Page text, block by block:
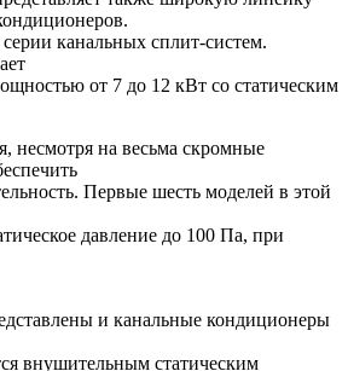
канальных сплит-систем.
от 7 до 12 кВт со статическим
несмотря на весьма скромные
Первые шесть моделей в этой
давление до 100 Па, при
и канальные кондиционеры
внушительным статическим